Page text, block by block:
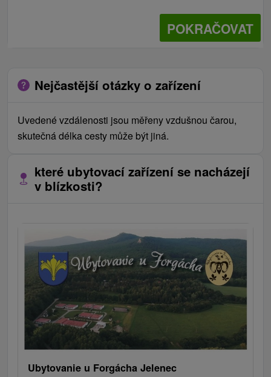
POKRAČOVAT
Nejčastější otázky o zařízení
Uvedené vzdálenosti jsou měřeny vzdušnou čarou,
skutečná délka cesty může být jiná.
které ubytovací zařízení se nacházejí
v blízkosti?
Ubytovanie u Forgácha Jelenec